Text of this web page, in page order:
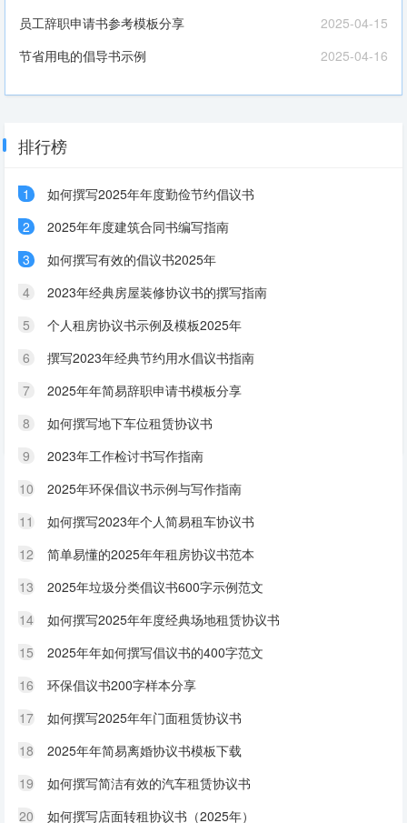
2025-04-15
员工辞职申请书参考模板分享
2025-04-16
节省用电的倡导书示例
排行榜
1
如何撰写2025年年度勤俭节约倡议书
2
2025年年度建筑合同书编写指南
3
如何撰写有效的倡议书2025年
4
2023年经典房屋装修协议书的撰写指南
5
个人租房协议书示例及模板2025年
6
撰写2023年经典节约用水倡议书指南
7
2025年年简易辞职申请书模板分享
8
如何撰写地下车位租赁协议书
9
2023年工作检讨书写作指南
10
2025年环保倡议书示例与写作指南
11
如何撰写2023年个人简易租车协议书
12
简单易懂的2025年年租房协议书范本
13
2025年垃圾分类倡议书600字示例范文
14
如何撰写2025年年度经典场地租赁协议书
15
2025年年如何撰写倡议书的400字范文
16
环保倡议书200字样本分享
17
如何撰写2025年年门面租赁协议书
18
2025年年简易离婚协议书模板下载
19
如何撰写简洁有效的汽车租赁协议书
20
如何撰写店面转租协议书（2025年）